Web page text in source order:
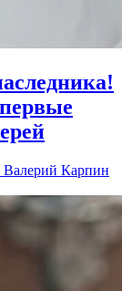
Валерий Карпин